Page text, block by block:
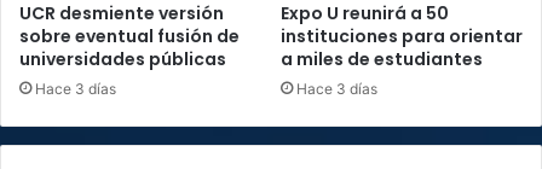
UCR desmiente versión
sobre eventual fusión de
universidades públicas
Hace 3 días
Expo U reunirá a 50
instituciones para orientar
a miles de estudiantes
Hace 3 días